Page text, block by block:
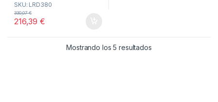
u
t
o
f
SKU: LRD380
216,39€
330,07€
Mostrando los 5 resultadosOrdenado por